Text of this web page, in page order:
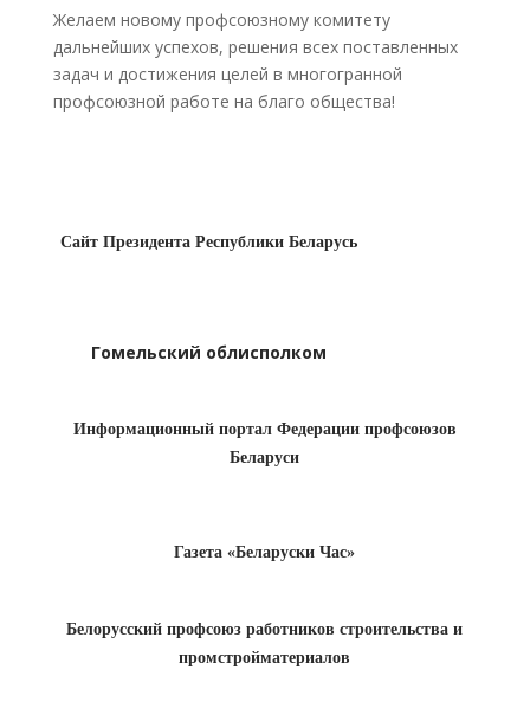
Желаем новому профсоюзному комитету
дальнейших успехов, решения всех поставленных
задач и достижения целей в многогранной
профсоюзной работе на благо общества!
Сайт Президента Республики Беларусь
Гомельский облисполком
Информационный портал Федерации профсоюзов
Беларуси
Газета «Беларуски Час»
Белорусский профсоюз работников строительства и
промстройматериалов